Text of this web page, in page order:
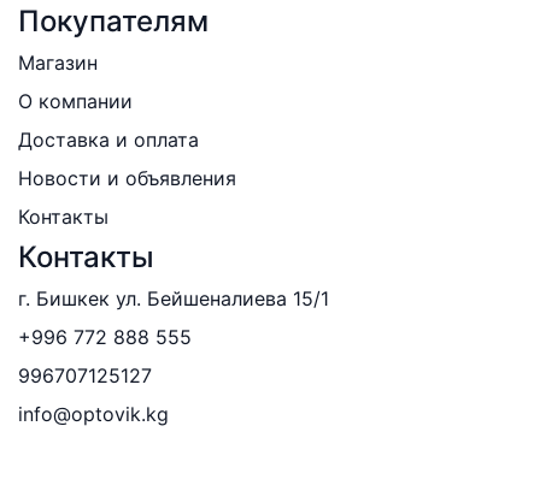
Покупателям
Магазин
О компании
Доставка и оплата
Новости и объявления
Контакты
Контакты
г. Бишкек ул. Бейшеналиева 15/1
+996 772 888 555
996707125127
info@optovik.kg